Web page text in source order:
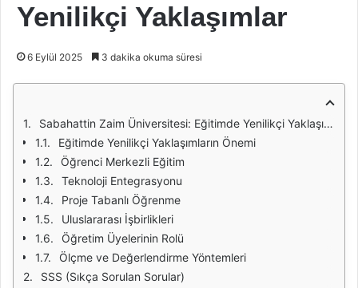
Yenilikçi Yaklaşımlar
6 Eylül 2025 3 dakika okuma süresi
Sabahattin Zaim Üniversitesi: Eğitimde Yenilikçi Yaklaşımlar
Eğitimde Yenilikçi Yaklaşımların Önemi
Öğrenci Merkezli Eğitim
Teknoloji Entegrasyonu
Proje Tabanlı Öğrenme
Uluslararası İşbirlikleri
Öğretim Üyelerinin Rolü
Ölçme ve Değerlendirme Yöntemleri
SSS (Sıkça Sorulan Sorular)